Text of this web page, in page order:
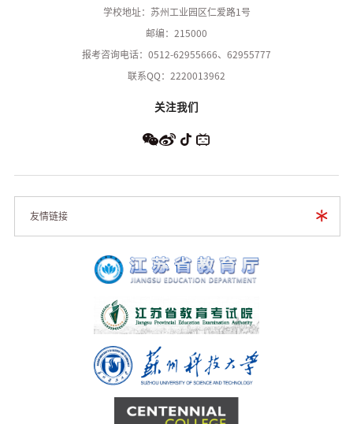
学校地址：苏州工业园区仁爱路1号
邮编：215000
报考咨询电话：0512-62955666、62955777
联系QQ：2220013962
关注我们
友情链接